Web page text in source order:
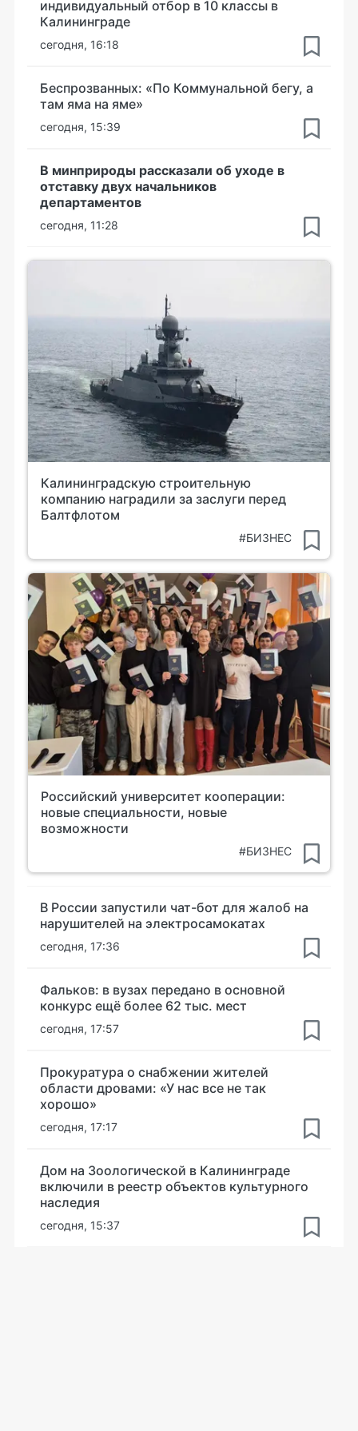
индивидуальный отбор в 10 классы в
Калининграде
сегодня, 16:18
Беспрозванных: «По Коммунальной бегу, а
там яма на яме»
сегодня, 15:39
В минприроды рассказали об уходе в
отставку двух начальников
департаментов
сегодня, 11:28
Калининградскую строительную
компанию наградили за заслуги перед
Балтфлотом
#БИЗНЕС
Российский университет кооперации:
новые специальности, новые
возможности
#БИЗНЕС
В России запустили чат-бот для жалоб на
нарушителей на электросамокатах
сегодня, 17:36
Фальков: в вузах передано в основной
конкурс ещё более 62 тыс. мест
сегодня, 17:57
Прокуратура о снабжении жителей
области дровами: «У нас все не так
хорошо»
сегодня, 17:17
Дом на Зоологической в Калининграде
включили в реестр объектов культурного
наследия
сегодня, 15:37